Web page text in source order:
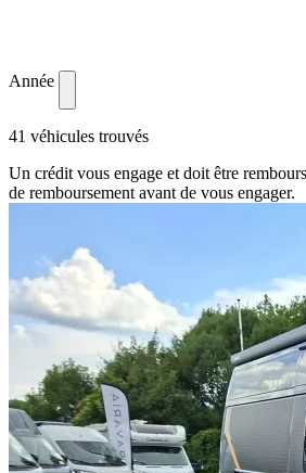
Année
41 véhicules trouvés
Un crédit vous engage et doit être
de remboursement avant de vous engager.